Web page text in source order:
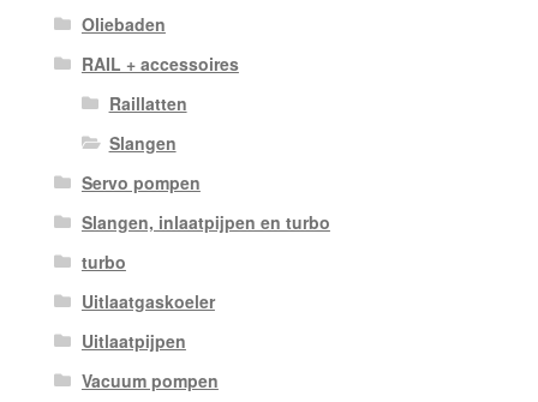
Oliebaden
RAIL + accessoires
Raillatten
Slangen
Servo pompen
Slangen, inlaatpijpen en turbo
turbo
Uitlaatgaskoeler
Uitlaatpijpen
Vacuum pompen